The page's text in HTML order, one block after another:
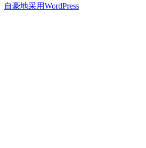
导
章：
篇
自豪地采用WordPress